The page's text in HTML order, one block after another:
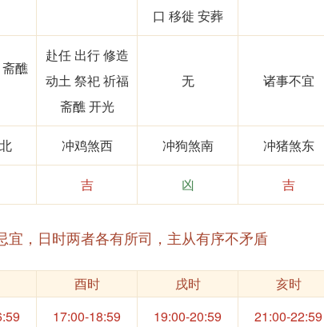
口 移徙 安葬
醮
赴任 出行 修造
动土 祭祀 祈福
斋醮 开光
无 诸事不宜
冲鸡煞西 冲狗煞南 冲猪煞东
吉 凶 吉
，日时两者各有所司，主从有序不矛盾
酉时 戌时
亥时
17:00-18:59 19:00-20:59 21:00-22:59